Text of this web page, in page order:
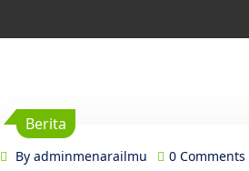
Berita
By adminmenarailmu 0 Comments